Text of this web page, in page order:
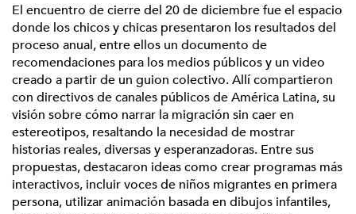
El encuentro de cierre del 20 de diciembre fue el espacio
donde los chicos y chicas presentaron los resultados del
proceso anual, entre ellos un documento de
recomendaciones para los medios públicos y un video
creado a partir de un guion colectivo. Allí compartieron
con directivos de canales públicos de América Latina, su
visión sobre cómo narrar la migración sin caer en
estereotipos, resaltando la necesidad de mostrar
historias reales, diversas y esperanzadoras. Entre sus
propuestas, destacaron ideas como crear programas más
interactivos, incluir voces de niños migrantes en primera
persona, utilizar animación basada en dibujos infantiles,